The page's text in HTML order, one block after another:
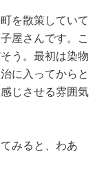
を散策していて
屋さんです。こ
う。最初は染物
に入ってからと
じさせる雰囲気
みると、わあ